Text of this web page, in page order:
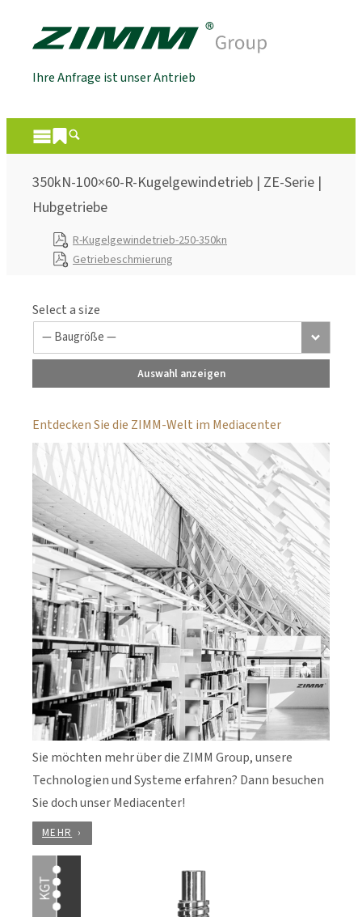
Ihre Anfrage ist unser Antrieb
350kN-100×60-R-Kugelgewindetrieb | ZE-Serie |
Hubgetriebe
R-Kugelgewindetrieb-250-350kn
Getriebeschmierung
Select a size
Auswahl anzeigen
Entdecken Sie die ZIMM-Welt im Mediacenter
Sie möchten mehr über die ZIMM Group, unsere
Technologien und Systeme erfahren? Dann besuchen
Sie doch unser Mediacenter!
MEHR